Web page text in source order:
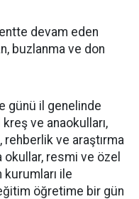
devam eden
buzlanma ve don
günü il genelinde
ve anaokulları,
ve araştırma
resmi ve özel
ile
öğretime bir gün